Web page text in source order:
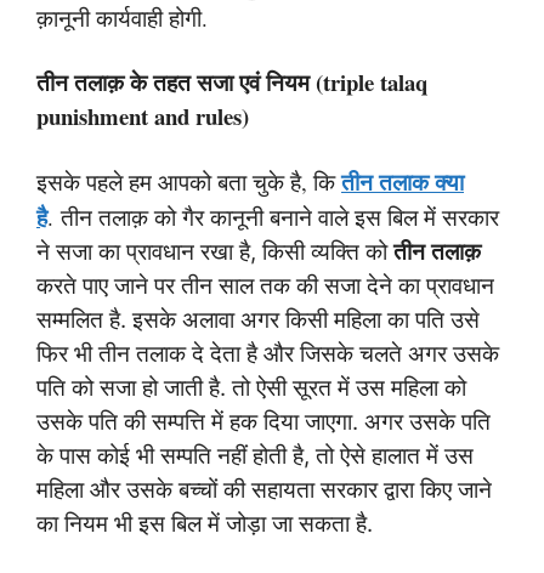
क़ानूनी कार्यवाही होगी.
तीन तलाक़ के तहत सजा एवं नियम (triple talaq
punishment and rules)
इसके पहले हम आपको बता चुके है, कितीन तलाक क्या
है.तीन तलाक़ को गैर कानूनी बनाने वाले इस बिल में सरकार
ने सजा का प्रावधान रखा है, किसी व्यक्ति कोतीन तलाक़
करते पाए जाने पर तीन साल तक की सजा देने का प्रावधान
सम्मलित है. इसके अलावा अगर किसी महिला का पति उसे
फिर भी तीन तलाक दे देता है और जिसके चलते अगर उसके
पति को सजा हो जाती है. तो ऐसी सूरत में उस महिला को
उसके पति की सम्पत्ति में हक दिया जाएगा. अगर उसके पति
के पास कोई भी सम्पति नहीं होती है, तो ऐसे हालात में उस
महिला और उसके बच्चों की सहायता सरकार द्वारा किए जाने
का नियम भी इस बिल में जोड़ा जा सकता है.